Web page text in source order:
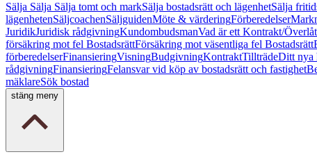
Sälja Sälja Sälja tomt och markSälja bostadsrätt och lägenhetSälja
lägenhetenSäljcoachenSäljguidenMöte & värderingFörberedelser
JuridikJuridisk rådgivningKundombudsmanVad är ett Kontrakt/
försäkring mot fel BostadsrättFörsäkring mot väsentliga fel Bostadsrätt
förberedelserFinansieringVisningBudgivningKontraktTillträdeDitt nya
rådgivningFinansieringFelansvar vid köp av bostadsrätt och fastighet
mäklareSök bostad
stäng meny